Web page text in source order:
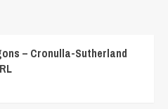
– Cronulla-Sutherland